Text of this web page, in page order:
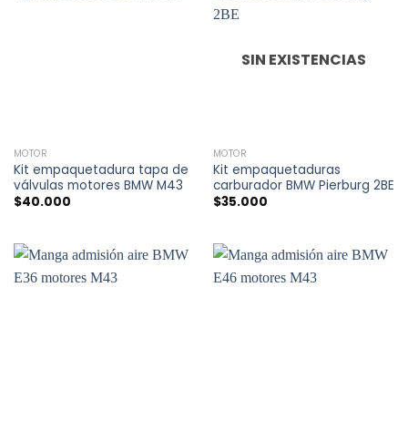
MOTOR
Kit empaquetadura tapa de
válvulas motores BMW M43
$40.000
SIN EXISTENCIAS
MOTOR
Kit empaquetaduras
carburador BMW Pierburg 2BE
$35.000